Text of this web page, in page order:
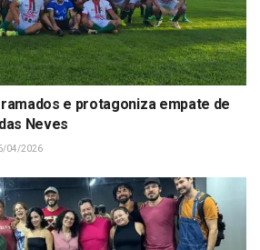
e protagoniza empate de
Neves
04/2026